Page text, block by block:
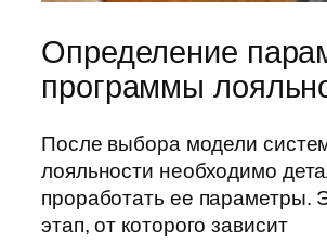
Определение
программы
После выбора модели
лояльности необходимо
проработать ее параметры.
этап, от которого зависит